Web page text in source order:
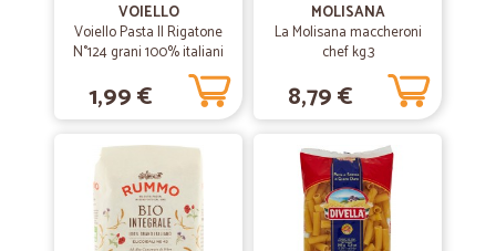
VOIELLO
Voiello Pasta Il Rigatone
N°124 grani 100% italiani
Trafilata bronzo 500g
1,99 €
MOLISANA
La Molisana maccheroni
chef kg.3
8,79 €